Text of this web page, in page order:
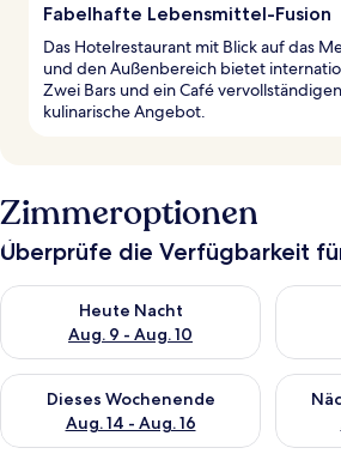
Fabelhafte Lebensmittel-Fusion
Das Hotelrestaurant mit Blick auf das
und den Außenbereich bietet
Zwei Bars und ein Café
kulinarische Angebot.
Zimmeroptionen
Überprüfe die Verfügbarkeit
Heute Nacht
Aug. 9 - Aug. 10
Überprüfe die Verfügbarkeit für heute
Dieses Wochenende
Aug. 14 - Aug. 16
Überprüfe die Verfügbarkeit für dieses